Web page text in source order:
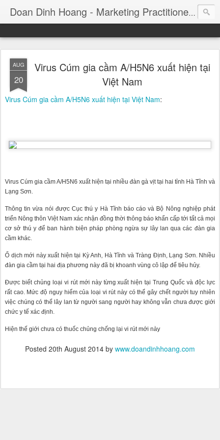
Doan Dinh Hoang - Marketing Practitioner
AUG
20
Virus Cúm gia cầm A/H5N6 xuất hiện tại
Việt Nam
Virus Cúm gia cầm A/H5N6 xuất hiện tại Việt Nam:
Virus Cúm gia cầm A/H5N6 xuất hiện tại nhiều đàn gà vịt tại hai tỉnh Hà Tĩnh và
Lạng Sơn.
Thông tin vừa nói được Cục thú y Hà Tĩnh báo cáo và Bộ Nông nghiệp phát
triển Nông thôn Việt Nam xác nhận đồng thời thông báo khẩn cấp tới tất cả mọi
cơ sở thú y để ban hành biện pháp phòng ngừa sự lây lan qua các đàn gia
cầm khác.
Ổ dịch mới này xuất hiện tại Kỳ Anh, Hà Tĩnh và Tràng Định, Lạng Sơn. Nhiều
đàn gia cầm tại hai địa phương này đã bị khoanh vùng cô lập để tiêu hủy.
Được biết chủng loại vi rút mới này từng xuất hiện tại Trung Quốc và độc lực
rất cao. Mức độ nguy hiểm của loại vi rút này có thể gây chết người tuy nhiên
việc chúng có thể lây lan từ người sang người hay không vẫn chưa được giới
chức y tế xác định.
Hiện thế giới chưa có thuốc chủng chống lại vi rút mới này
Posted 20th August 2014 by www.doandinhhoang.com